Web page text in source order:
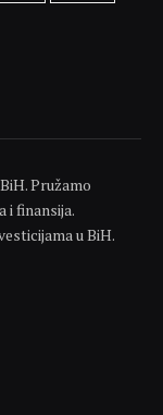
Pružamo
i finansija.
u BiH.